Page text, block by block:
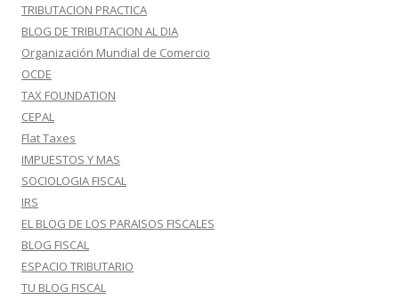
TRIBUTACION PRACTICA
BLOG DE TRIBUTACION AL DIA
Organización Mundial de Comercio
OCDE
TAX FOUNDATION
CEPAL
Flat Taxes
IMPUESTOS Y MAS
SOCIOLOGIA FISCAL
IRS
EL BLOG DE LOS PARAISOS FISCALES
BLOG FISCAL
ESPACIO TRIBUTARIO
TU BLOG FISCAL